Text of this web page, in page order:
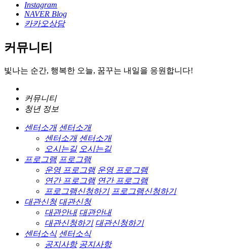
Instagram
NAVER Blog
카카오상담
커뮤니티
빛나는 순간, 행복한 오늘, 꿈꾸는 내일을 응원합니다!
커뮤니티
청년 정보
센터소개 센터소개
센터소개 센터소개
오시는길 오시는길
프로그램 프로그램
운영 프로그램 운영 프로그램
연간 프로그램 연간 프로그램
프로그램신청하기 프로그램신청하기
대관신청 대관신청
대관안내 대관안내
대관신청하기 대관신청하기
센터소식 센터소식
공지사항 공지사항